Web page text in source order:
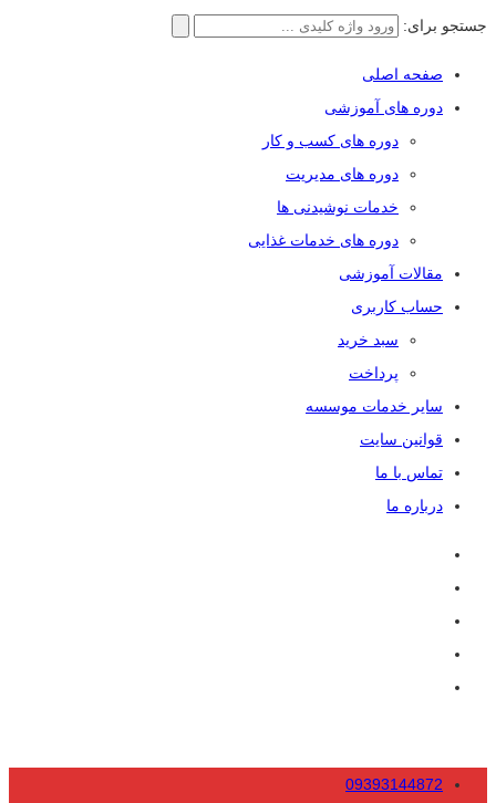
جستجو برای:
صفحه اصلی
دوره های آموزشی
دوره های کسب و کار
دوره های مدیریت
خدمات نوشیدنی ها
دوره های خدمات غذایی
مقالات آموزشی
حساب کاربری
سبد خرید
پرداخت
سایر خدمات موسسه
قوانین سایت
تماس با ما
درباره ما
09393144872